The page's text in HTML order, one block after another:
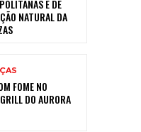
E DE
NATURAL DA
FOME NO
DO AURORA